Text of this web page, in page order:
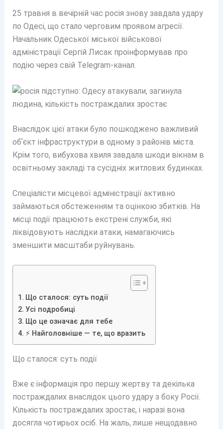
25 травня в вечірній час росія знову завдала удару
по Одесі, що стало черговим проявом агресії.
Начальник Одеської міської військової
адміністрації Сергій Лисак проінформував про
подію через свій Telegram-канал.
Внаслідок цієї атаки було пошкоджено важливий
обʼєкт інфраструктури в одному з районів міста.
Крім того, вибухова хвиля завдала шкоди вікнам в
освітньому закладі та сусідніх житлових будинках.
Спеціалісти місцевої адміністрації активно
займаються обстеженням та оцінкою збитків. На
місці події працюють екстрені служби, які
ліквідовують наслідки атаки, намагаючись
зменшити масштаби руйнувань.
Що сталося: суть події
Усі подробиці
Що це означає для тебе
⚡ Найголовніше — те, що вразить
Що сталося: суть події
Вже є інформація про першу жертву та декілька
постраждалих внаслідок цього удару з боку Росії.
Кількість постраждалих зростає, і наразі вона
досягла чотирьох осіб. На жаль, лише нещодавно